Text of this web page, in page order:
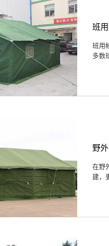
班
班用
多数
野
在野
建，